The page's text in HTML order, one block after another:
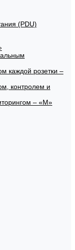
(PDU)
каждой розетки –
контролем и
– «М»